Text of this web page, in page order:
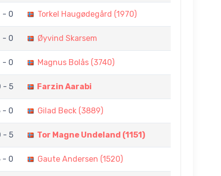
- 0 Torkel Haugødegård (1970)
- 0 Øyvind Skarsem
- 0 Magnus Bolås (3740)
- 5 Farzin Aarabi
- 0 Gilad Beck (3889)
- 5 Tor Magne Undeland (1151)
- 0 Gaute Andersen (1520)